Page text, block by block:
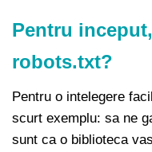
Pentru
robots.txt?
Pentru o intelegere
scurt exemplu: sa ne
sunt ca o biblioteca